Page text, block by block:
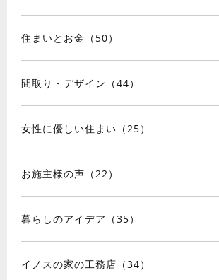
住まいとお金（50）
間取り・デザイン（44）
女性に優しい住まい（25）
お施主様の声（22）
暮らしのアイデア（35）
イノスの家の工務店（34）